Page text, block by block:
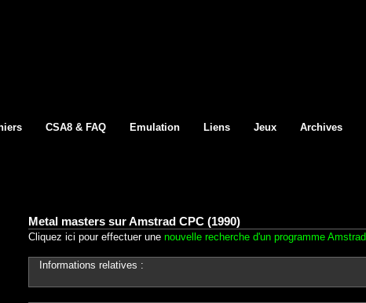
CSA8 & FAQ Emulation Liens Jeux Archives
Metal masters sur Amstrad CPC (1990)
Cliquez ici pour effectuer une nouvelle recherche d'un programme Amstrad
Informations relatives :